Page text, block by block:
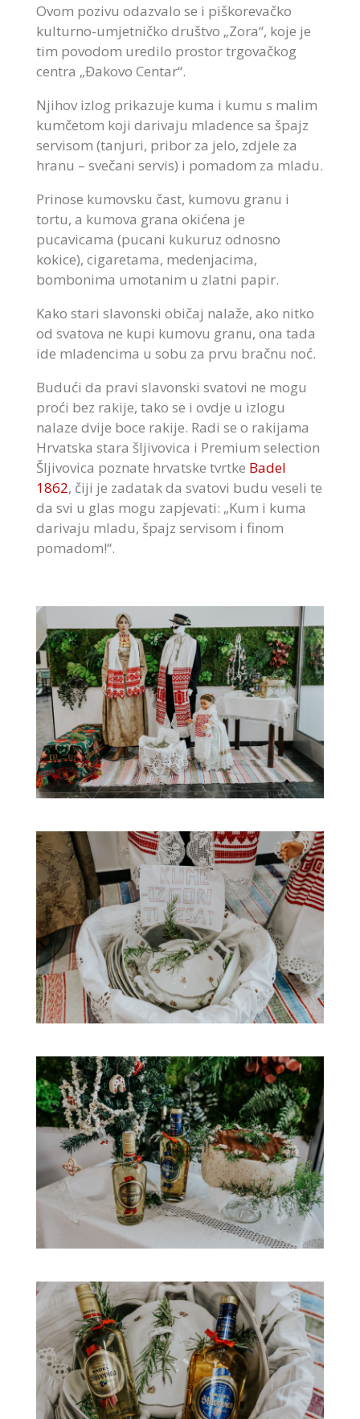
Ovom pozivu odazvalo se i piškorevačko
kulturno-umjetničko društvo „Zora“, koje je
tim povodom uredilo prostor trgovačkog
centra „Đakovo Centar“.
Njihov izlog prikazuje kuma i kumu s malim
kumčetom koji darivaju mladence sa špajz
servisom (tanjuri, pribor za jelo, zdjele za
hranu – svečani servis) i pomadom za mladu.
Prinose kumovsku čast, kumovu granu i
tortu, a kumova grana okićena je
pucavicama (pucani kukuruz odnosno
kokice), cigaretama, medenjacima,
bombonima umotanim u zlatni papir.
Kako stari slavonski običaj nalaže, ako nitko
od svatova ne kupi kumovu granu, ona tada
ide mladencima u sobu za prvu bračnu noć.
Budući da pravi slavonski svatovi ne mogu
proći bez rakije, tako se i ovdje u izlogu
nalaze dvije boce rakije. Radi se o rakijama
Hrvatska stara šljivovica i Premium selection
Šljivovica poznate hrvatske tvrtke Badel
1862, čiji je zadatak da svatovi budu veseli te
da svi u glas mogu zapjevati: „Kum i kuma
darivaju mladu, špajz servisom i finom
pomadom!“.